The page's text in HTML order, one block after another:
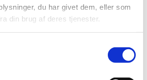
du har givet dem, eller som
din brug af deres tjenester.
for at tilføje yderligere